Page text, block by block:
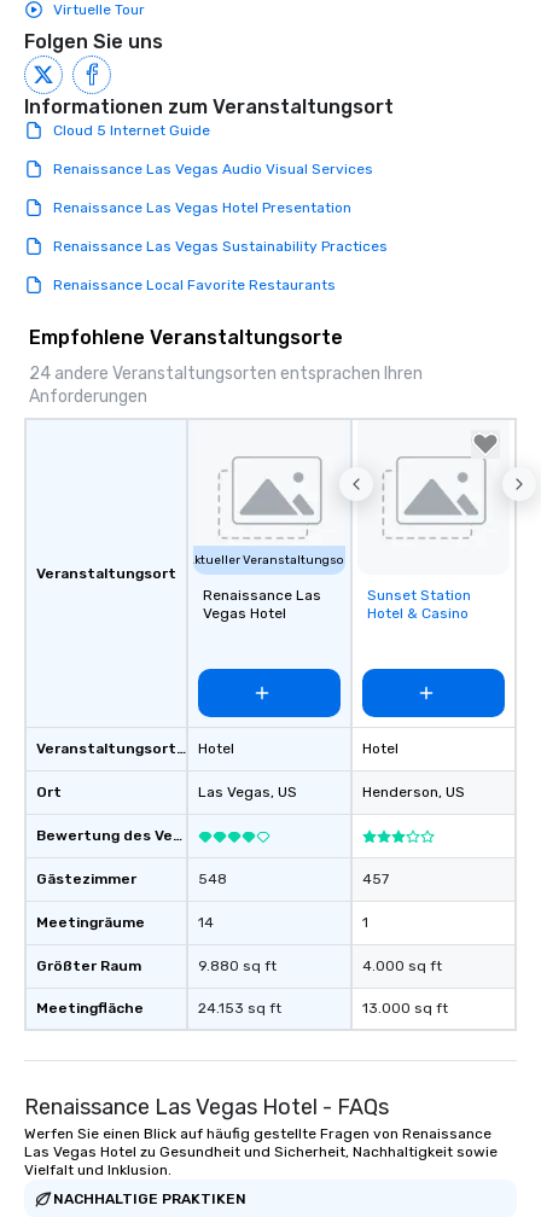
Virtuelle Tour
Folgen Sie uns
Informationen zum Veranstaltungsort
Cloud 5 Internet Guide
Renaissance Las Vegas Audio Visual Services
Renaissance Las Vegas Hotel Presentation
Renaissance Las Vegas Sustainability Practices
Renaissance Local Favorite Restaurants
Empfohlene Veranstaltungsorte
24 andere Veranstaltungsorten entsprachen Ihren
Anforderungen
Veranstaltungsort
Veranstaltungsortstyp
Ort
Bewertung des Veranstaltungsortes
Gästezimmer
Meetingräume
Größter Raum
Meetingfläche
Aktueller Veranstaltungsort
Renaissance Las
Vegas Hotel
Hotel
Las Vegas, US
548
14
9.880 sq ft
24.153 sq ft
Removed from
favorites
Sunset Station
Hotel & Casino
Hotel
Henderson, US
457
1
4.000 sq ft
13.000 sq ft
Renaissance Las Vegas Hotel - FAQs
Werfen Sie einen Blick auf häufig gestellte Fragen von Renaissance
Las Vegas Hotel zu Gesundheit und Sicherheit, Nachhaltigkeit sowie
Vielfalt und Inklusion.
NACHHALTIGE PRAKTIKEN